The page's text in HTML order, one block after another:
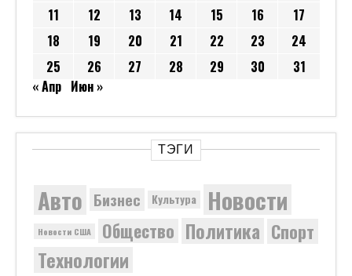
11
12 13 14 15 16
17
18
19 20 21 22 23
24
25
26 27 28 29 30
31
« Апр Июн »
ТЭГИ
Авто Бизнес Культура Новости
Новости США Общество Политика Спорт
Технологии